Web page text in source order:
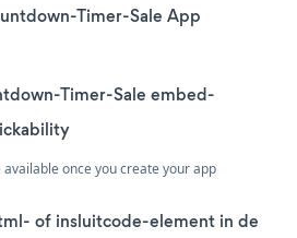
Timer-Sale App
Timer-Sale embed-
available once you create your app
of insluitcode-element in de